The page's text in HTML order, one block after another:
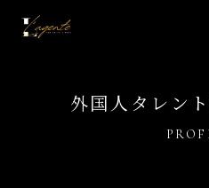
外国人タレン